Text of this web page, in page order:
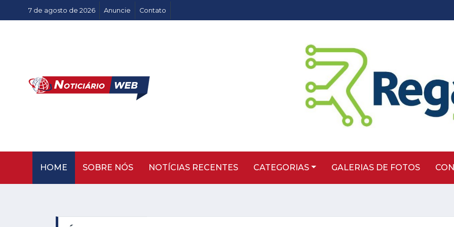
7 de agosto de 2026 Anuncie Contato
HOME SOBRE NÓS NOTÍCIAS RECENTES CATEGORIAS GALERIAS DE FOTOS